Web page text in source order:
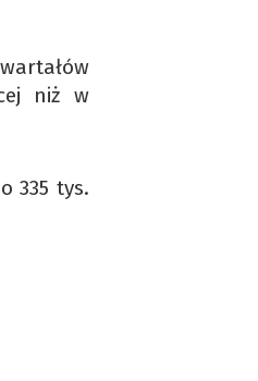
niż w
335 tys.